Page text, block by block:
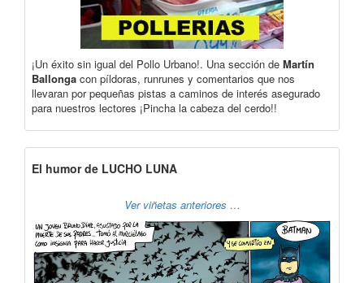
¡Un éxito sin igual del Pollo Urbano!. Una sección de Martín
Ballonga con píldoras, runrunes y comentarios que nos
llevaran por pequeñas pistas a caminos de interés asegurado
para nuestros lectores ¡Pincha la cabeza del cerdo!!
El humor de LUCHO LUNA
Ver viñetas anteriores …